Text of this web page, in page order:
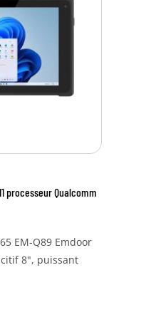
processeur Qualcomm
EM-Q89 Emdoor
8", puissant